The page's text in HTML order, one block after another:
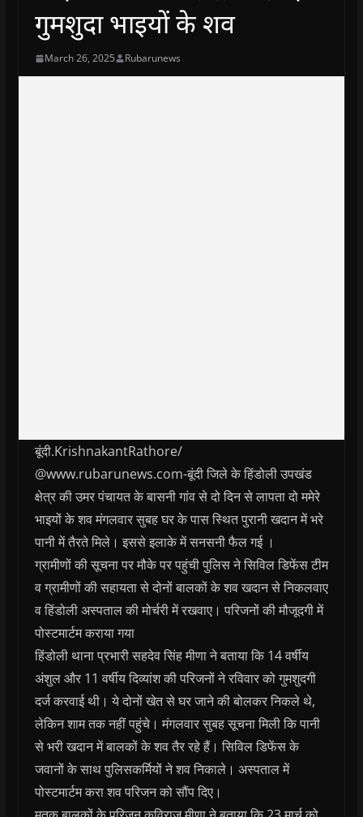
गुमशुदा भाइयों के शव
March 26, 2025 Rubarunews
बूंदी.KrishnakantRathore/
@www.rubarunews.com-बूंदी जिले के हिंडोली उपखंड
क्षेत्र की उमर पंचायत के बासनी गांव से दो दिन से लापता दो ममेरे
भाइयों के शव मंगलवार सुबह घर के पास स्थित पुरानी खदान में भरे
पानी में तैरते मिले। इससे इलाके में सनसनी फैल गई ।
ग्रामीणों की सूचना पर मौके पर पहुंची पुलिस ने सिविल डिफेंस टीम
व ग्रामीणों की सहायता से दोनों बालकों के शव खदान से निकलवाए
व हिंडोली अस्पताल की मोर्चरी में रखवाए। परिजनों की मौजूदगी में
पोस्टमार्टम कराया गया
हिंडोली थाना प्रभारी सहदेव सिंह मीणा ने बताया कि 14 वर्षीय
अंशुल और 11 वर्षीय दिव्यांश की परिजनों ने रविवार को गुमशुदगी
दर्ज करवाई थी। ये दोनों खेत से घर जाने की बोलकर निकले थे,
लेकिन शाम तक नहीं पहुंचे। मंगलवार सुबह सूचना मिली कि पानी
से भरी खदान में बालकों के शव तैर रहे हैं। सिविल डिफेंस के
जवानों के साथ पुलिसकर्मियों ने शव निकाले। अस्पताल में
पोस्टमार्टम करा शव परिजन को सौंप दिए।